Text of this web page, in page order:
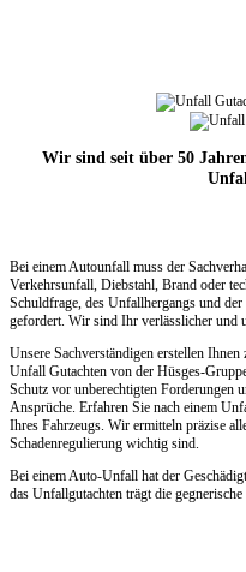
Wir sind seit über 50
Bei einem Autounfall muss der
Verkehrsunfall, Diebstahl, Brand oder
Schuldfrage, des Unfallhergangs und
gefordert. Wir sind Ihr verlässlicher und
Unsere Sachverständigen erstellen
Unfall Gutachten von der Hüsges-
Schutz vor unberechtigten Forderungen
Ansprüche. Erfahren Sie nach einem
Ihres Fahrzeugs. Wir ermitteln präzise
Schadenregulierung wichtig sind.
Bei einem Auto-Unfall hat der
das Unfallgutachten trägt die